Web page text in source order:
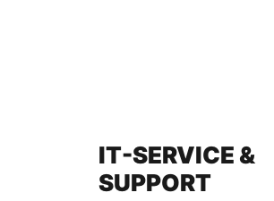
IT-SERVICE &
SUPPORT